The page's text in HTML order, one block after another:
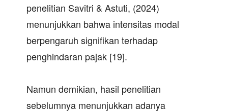
penelitian Savitri & Astuti, (2024)
menunjukkan bahwa intensitas modal
berpengaruh signifikan terhadap
penghindaran pajak [19].
Namun demikian, hasil penelitian
sebelumnya menunjukkan adanya